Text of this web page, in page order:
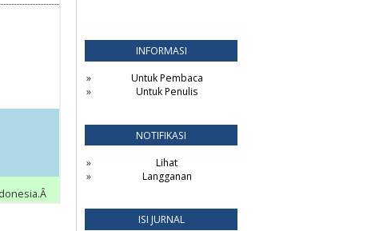
INFORMASI
Untuk Pembaca
Untuk Penulis
NOTIFIKASI
Lihat
Langganan
ISI JURNAL